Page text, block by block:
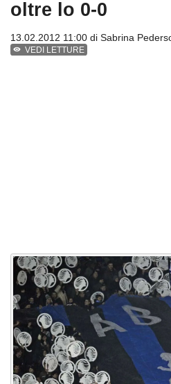
oltre lo 0-0
13.02.2012 11:00 di Sabrina
VEDI LETTURE